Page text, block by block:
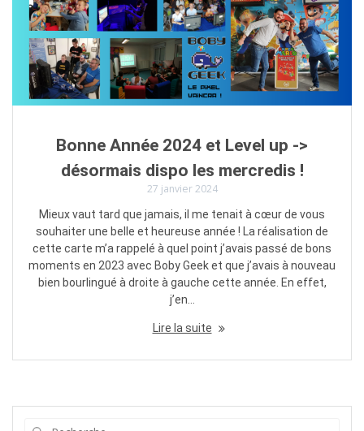
Bonne Année 2024 et Level up ->
désormais dispo les mercredis !
27 janvier 2024
Mieux vaut tard que jamais, il me tenait à cœur de vous
souhaiter une belle et heureuse année ! La réalisation de
cette carte m’a rappelé à quel point j’avais passé de bons
moments en 2023 avec Boby Geek et que j’avais à nouveau
bien bourlingué à droite à gauche cette année. En effet,
j’en…
Lire la suite